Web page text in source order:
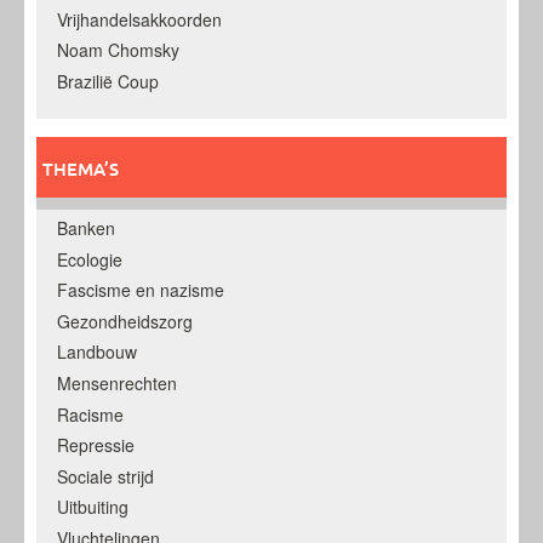
Vrijhandelsakkoorden
Noam Chomsky
Brazilië Coup
THEMA’S
Banken
Ecologie
Fascisme en nazisme
Gezondheidszorg
Landbouw
Mensenrechten
Racisme
Repressie
Sociale strijd
Uitbuiting